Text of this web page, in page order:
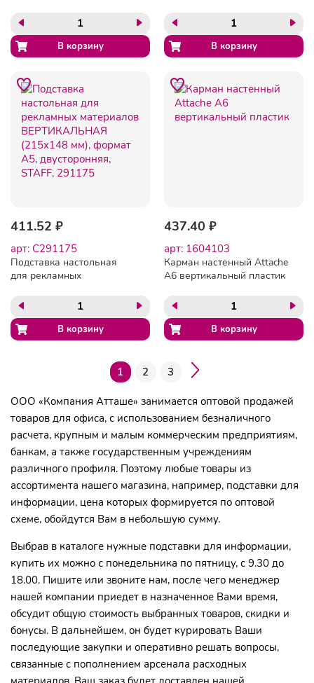
411.52 ₽
арт: C291175
Подставка настольная
для рекламных
ВЕРТИКАЛЬНАЯ (215х148
мм), формат А5,
двусторонняя, STAFF,
291175
437.40 ₽
арт: 1604103
Карман настенный Attache
А6 вертикальный пластик
1 2 3
ООО «Компания Атташе» занимается оптовой продажей
товаров для офиса, с использованием безналичного
расчета, крупным и малым коммерческим предприятиям,
банкам, а также государственным учреждениям
различного профиля. Поэтому любые товары из
ассортимента нашего магазина, например, подставки для
информации, цена которых формируется по оптовой
схеме, обойдутся Вам в небольшую сумму.
Выбрав в каталоге нужные подставки для информации,
купить их можно с понедельника по пятницу, с 9.30 до
18.00. Пишите или звоните нам, после чего менеджер
нашей компании приедет в назначенное Вами время,
обсудит общую стоимость выбранных товаров, скидки и
бонусы. В дальнейшем, он будет курировать Ваши
последующие закупки и оперативно решать вопросы,
связанные с пополнением арсенала расходных